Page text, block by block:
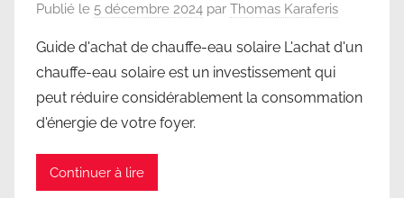
Publié le 5 décembre 2024 par Thomas Karaferis
Guide d'achat de chauffe-eau solaire L'achat d'un
chauffe-eau solaire est un investissement qui
peut réduire considérablement la consommation
d'énergie de votre foyer.
Continuer à lire